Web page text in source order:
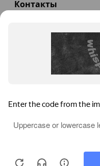
Контакты
info@teploexpert.com
Пн—Сб 09:00 – 18:00
TeploExpert.com ©
систем отопления,